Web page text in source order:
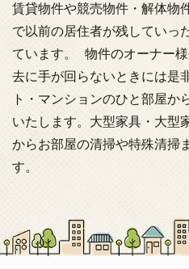
賃貸物件や競売物件・解体物
で以前の居住者が残していっ
ています。 物件のオーナー
去に手が回らないときには是
ト・マンションのひと部屋か
いたします。大型家具・大型
からお部屋の清掃や特殊清掃
す。